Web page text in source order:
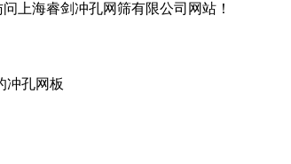
上海睿剑冲孔网筛有限公司网站！
冲孔网板